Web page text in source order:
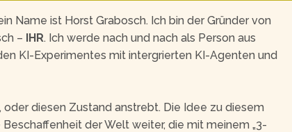
Name ist Horst Grabosch. Ich bin der Gründer von
– IHR. Ich werde nach und nach als Person aus
KI-Experimentes mit intergrierten KI-Agenten und
diesen Zustand anstrebt. Die Idee zu diesem
der Welt weiter, die mit meinem „3-